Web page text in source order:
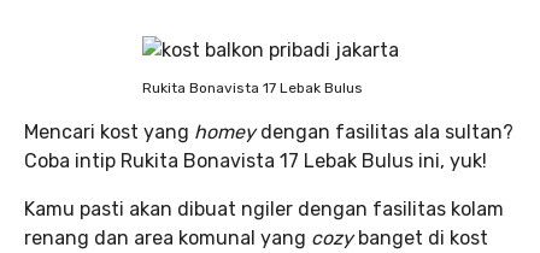
Rukita Bonavista 17 Lebak Bulus
Mencari kost yang homeydengan fasilitas ala sultan?
Coba intip Rukita Bonavista 17 Lebak Bulus ini, yuk!
Kamu pasti akan dibuat ngiler dengan fasilitas kolam
renang dan area komunal yang cozybanget di kost